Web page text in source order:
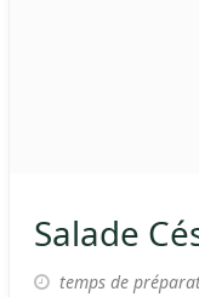
Salade
temps de